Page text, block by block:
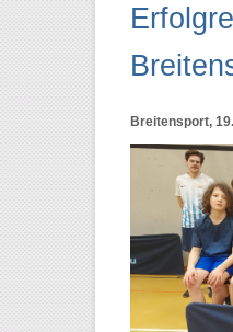
Breitensport,